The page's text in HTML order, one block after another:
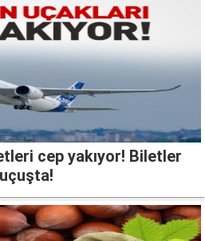
cep yakıyor! Biletler
uçuşta!